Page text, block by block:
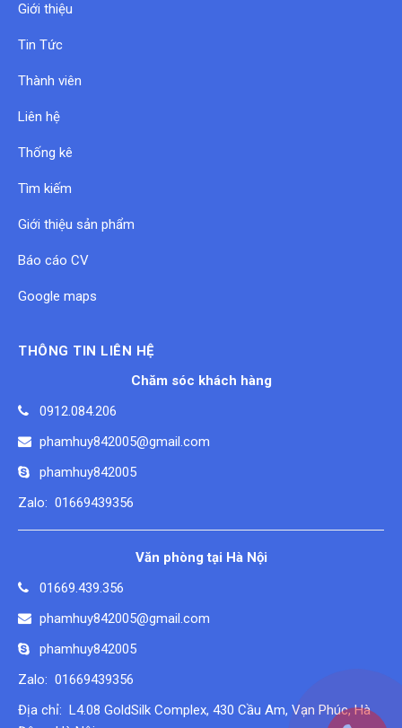
Giới thiệu
Tin Tức
Thành viên
Liên hệ
Thống kê
Tìm kiếm
Giới thiệu sản phẩm
Báo cáo CV
Google maps
THÔNG TIN LIÊN HỆ
Chăm sóc khách hàng
0912.084.206
phamhuy842005@gmail.com
phamhuy842005
Zalo: 01669439356
Văn phòng tại Hà Nội
01669.439.356
phamhuy842005@gmail.com
phamhuy842005
Zalo: 01669439356
Địa chỉ: L4.08 GoldSilk Complex, 430 Cầu Am, Vạn Phúc, Hà